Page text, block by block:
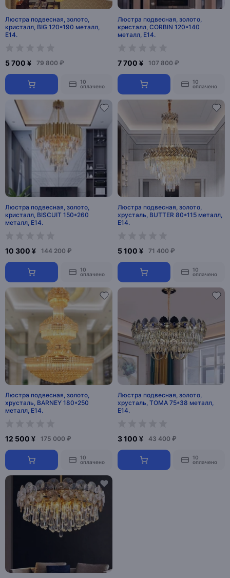
Люстра подвесная, золото,
кристалл, BIG 120*190 металл,
E14.
5 700 ¥ 79 800 ₽
10
оплачено
Люстра подвесная, золото,
кристалл, CORBIN 120*140
металл, E14.
7 700 ¥ 107 800 ₽
10
оплачено
Люстра подвесная, золото,
кристалл, BISCUIT 150*260
металл, E14.
10 300 ¥ 144 200 ₽
10
оплачено
Люстра подвесная, золото,
хрусталь, BUTTER 80*115 металл,
E14.
5 100 ¥ 71 400 ₽
10
оплачено
Люстра подвесная, золото,
хрусталь, BARNEY 180*250
металл, E14.
12 500 ¥ 175 000 ₽
10
оплачено
Люстра подвесная, золото,
хрусталь, TOMA 75*38 металл,
E14.
3 100 ¥ 43 400 ₽
10
оплачено